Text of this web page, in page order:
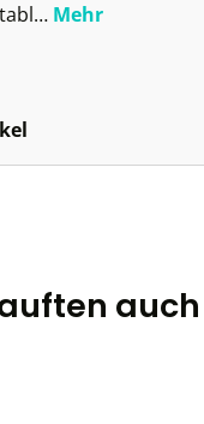
Mehr
auch